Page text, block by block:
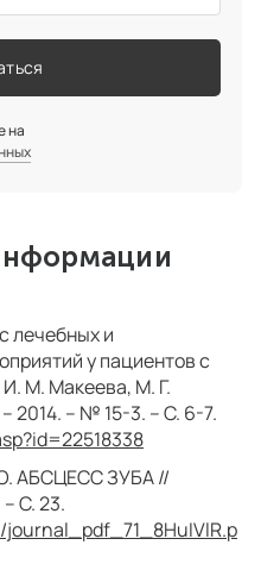
на
лечебных и
у пациентов с
М. Макеева, М. Г.
2014. – № 15-3. – С. 6-7.
О. АБСЦЕСС ЗУБА //
С. 23.